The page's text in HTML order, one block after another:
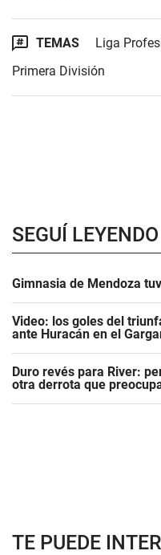
TEMAS Liga
Primera División
SEGUÍ LEYENDO
Gimnasia de Mendoza
Video: los goles del
ante Huracán en el
Duro revés para River:
otra derrota que
TE PUEDE